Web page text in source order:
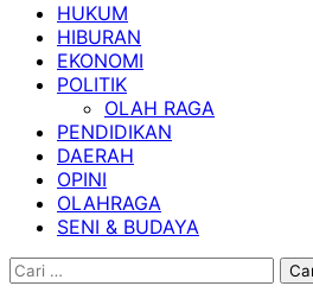
HUKUM
HIBURAN
EKONOMI
POLITIK
OLAH RAGA
PENDIDIKAN
DAERAH
OPINI
OLAHRAGA
SENI & BUDAYA
Cari